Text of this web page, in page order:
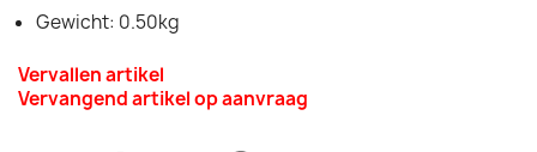
Gewicht: 0.50kg
Vervallen artikel
Vervangend artikel op aanvraag